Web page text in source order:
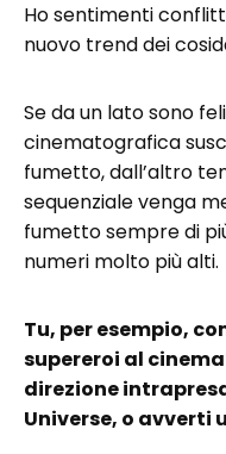
Ho sentimenti
nuovo trend dei
Se da un lato sono
cinematografica
fumetto, dall’altro
sequenziale venga
fumetto sempre di
numeri molto più alti.
Tu, per esempio,
supereroi al
direzione
Universe, o avverti